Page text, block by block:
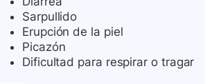
Sarpullido
Erupción de la piel
Picazón
Dificultad para respirar o tragar